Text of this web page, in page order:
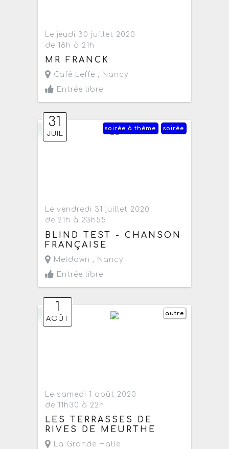
Le jeudi 30 juillet 2020
de 18h à 21h
MR FRANCK
Café Leffe , Nancy
Entrée libre
31
JUIL
soirée
soirée à thème
Le vendredi 31 juillet 2020
de 21h à 23h55
BLIND TEST - CHANSON
FRANÇAISE
Meldown , Nancy
Entrée libre
1
AOÛT
autre
Le samedi 1 août 2020
de 11h30 à 22h
LES TERRASSES DE
RIVES DE MEURTHE
La Grande Halle